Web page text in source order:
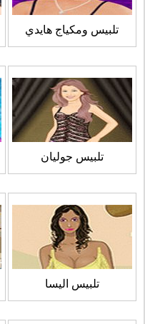
تلبيس ومكياج هايدي
تلبيس جوليان
تلبيس اليسا